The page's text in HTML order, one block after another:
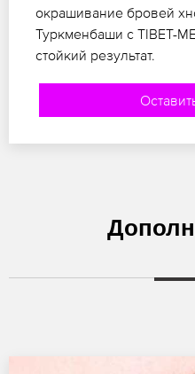
окрашивание бровей
Туркменбаши с TIBET-
стойкий результат.